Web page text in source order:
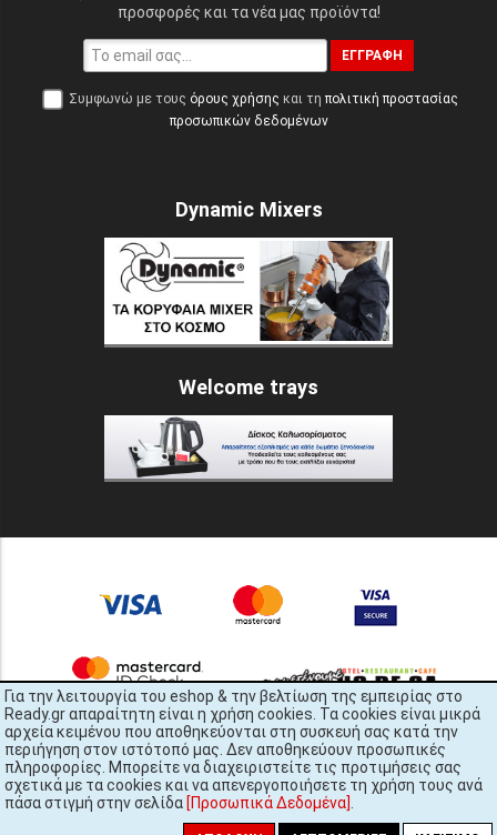
Για την λειτουργία του eshop & την βελτίωση της εμπειρίας στο
Ready.gr απαραίτητη είναι η χρήση cookies. Τα cookies είναι μικρά
αρχεία κειμένου που αποθηκεύονται στη συσκευή σας κατά την
περιήγηση στον ιστότοπό μας. Δεν αποθηκεύουν προσωπικές
πληροφορίες. Μπορείτε να διαχειριστείτε τις προτιμήσεις σας
σχετικά με τα cookies και να απενεργοποιήσετε τη χρήση τους ανά
πάσα στιγμή στην σελίδα [Προσωπικά Δεδομένα]
προσφορές και τα νέα μας προϊόντα!
ΕΓΓΡΑΦΉ
Συμφωνώ με τους όρους χρήσης και τη πολιτική προστασίας
προσωπικών δεδομένων
Dynamic Mixers
Welcome trays
READY.gr © 2022 | All Rights Reserved